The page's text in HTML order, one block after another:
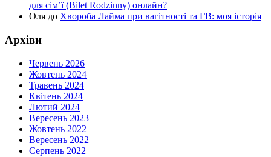
для сім’ї (Bilet Rodzinny) онлайн?
Оля до Хвороба Лайма при вагітності та ГВ: моя історія
Архіви
Червень 2026
Жовтень 2024
Травень 2024
Квітень 2024
Лютий 2024
Вересень 2023
Жовтень 2022
Вересень 2022
Серпень 2022